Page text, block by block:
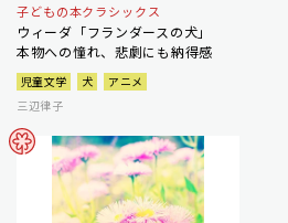
子どもの本クラシックス
ウィーダ「フランダースの犬」
本物への憧れ、悲劇にも納得感
児童文学 犬
アニメ
三辺律子